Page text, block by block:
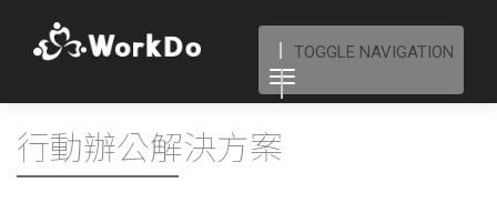
TOGGLE NAVIGATION
行動辦公解決方案